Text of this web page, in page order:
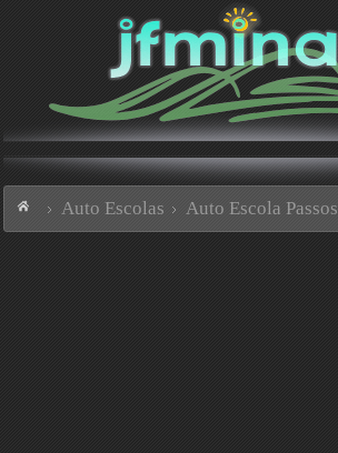
Auto Escolas Auto Escola Passos